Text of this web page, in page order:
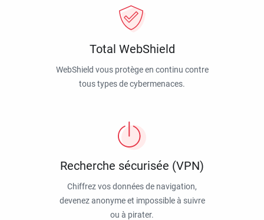
Total WebShield
WebShield vous protège en continu contre
tous types de cybermenaces.
Recherche sécurisée (VPN)
Chiffrez vos données de navigation,
devenez anonyme et impossible à suivre
ou à pirater.